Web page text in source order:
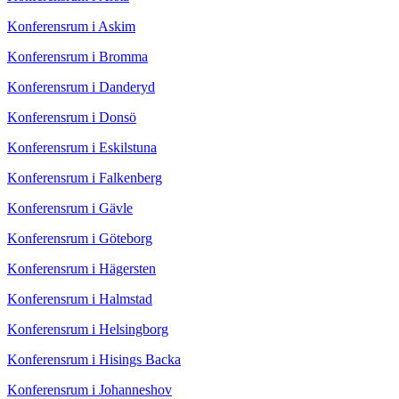
Konferensrum i Askim
Konferensrum i Bromma
Konferensrum i Danderyd
Konferensrum i Donsö
Konferensrum i Eskilstuna
Konferensrum i Falkenberg
Konferensrum i Gävle
Konferensrum i Göteborg
Konferensrum i Hägersten
Konferensrum i Halmstad
Konferensrum i Helsingborg
Konferensrum i Hisings Backa
Konferensrum i Johanneshov